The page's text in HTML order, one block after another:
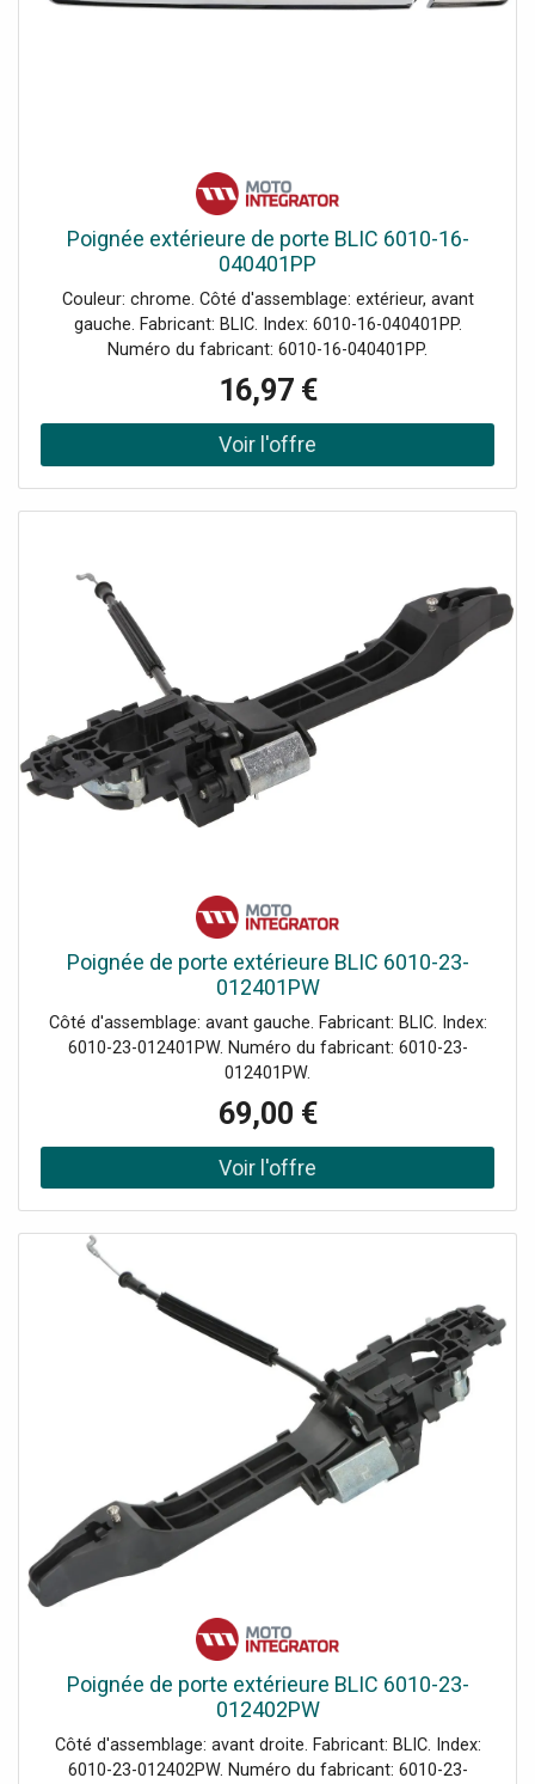
Poignée extérieure de porte BLIC 6010-16-
040401PP
Couleur: chrome. Côté d'assemblage: extérieur, avant
gauche. Fabricant: BLIC. Index: 6010-16-040401PP.
Numéro du fabricant: 6010-16-040401PP.
16,97 €
Poignée de porte extérieure BLIC 6010-23-
012401PW
Côté d'assemblage: avant gauche. Fabricant: BLIC. Index:
6010-23-012401PW. Numéro du fabricant: 6010-23-
012401PW.
69,00 €
Poignée de porte extérieure BLIC 6010-23-
012402PW
Côté d'assemblage: avant droite. Fabricant: BLIC. Index:
6010-23-012402PW. Numéro du fabricant: 6010-23-